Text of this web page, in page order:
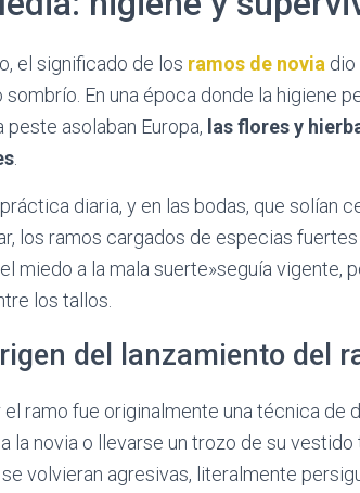
el significado de los ramos de novia dio
En una época donde la higiene
asolaban Europa, las flores y
práctica diaria, y en las bodas, que solían
los ramos cargados de especias
miedo a la mala suerte»seguía vigente,
los tallos.
del lanzamiento del
el ramo fue originalmente una técnica de
la novia o llevarse un trozo de su
volvieran agresivas, literalmente